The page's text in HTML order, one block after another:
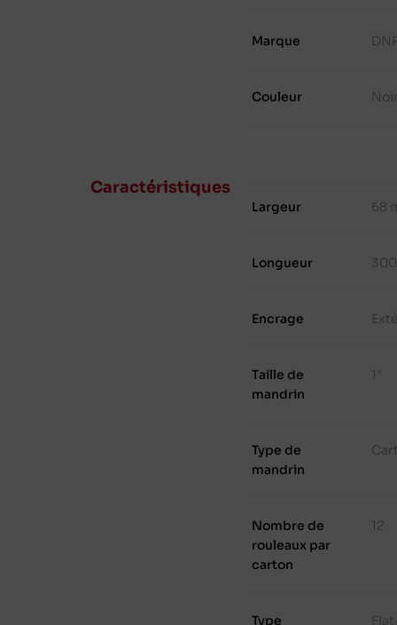
Marque
Couleur
Caractéristiques
Largeur 68
Longueur
Encrage
Taille de
mandrin
1"
Type de
mandrin
Nombre de
rouleaux par
carton
12
Type